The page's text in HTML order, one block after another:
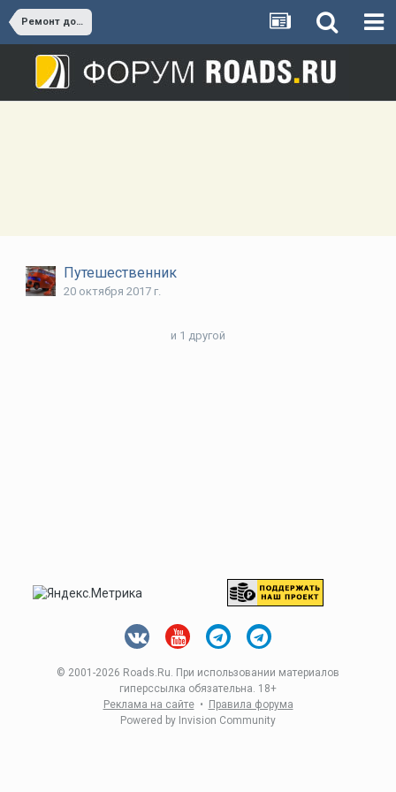
Ремонт дорог Смоленской области
Путешественник
20 октября 2017 г.
и 1 другой
© 2001-2026 Roads.Ru. При использовании материалов
гиперссылка обязательна. 18+
Реклама на сайте•
Правила форума
Powered by Invision Community